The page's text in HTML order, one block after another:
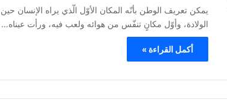
يمكن تعريف الوطن بأنّه المكان الأوّل الّذي يراه الإنسان حين
الولادة، وأوّل مكانٍ تنفّس من هوائه ولعب فيه، ورأت عيناه…
أكمل القراءة »